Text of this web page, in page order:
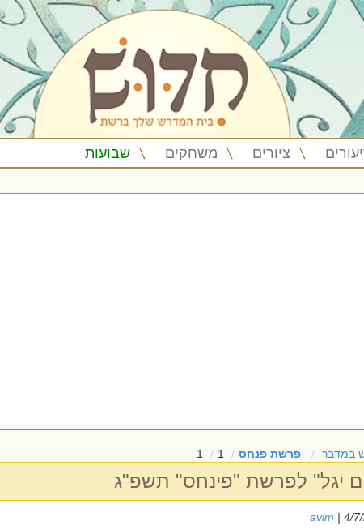
ציורים משחקים שבועות
במדבר פרשת פנחס 1
1
יגל" לפרשת "פינחס" תשפ"ג
avim | 4/